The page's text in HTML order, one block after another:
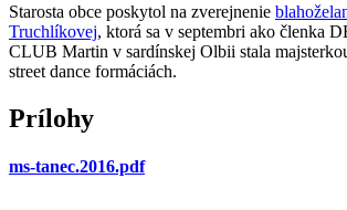
Starosta obce poskytol na zverejnenie
Truchlíkovej, ktorá sa v septembri ako členka
CLUB Martin v sardínskej Olbii stala
street dance formáciách.
Prílohy
ms-tanec.2016.pdf